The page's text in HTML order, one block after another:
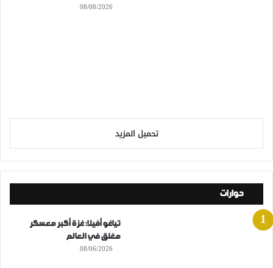
08/08/2026
تحميل المزيد
حوارات
تياغو أفيلا: غزة أكبر معسكر
مغلق في العالم
08/06/2026